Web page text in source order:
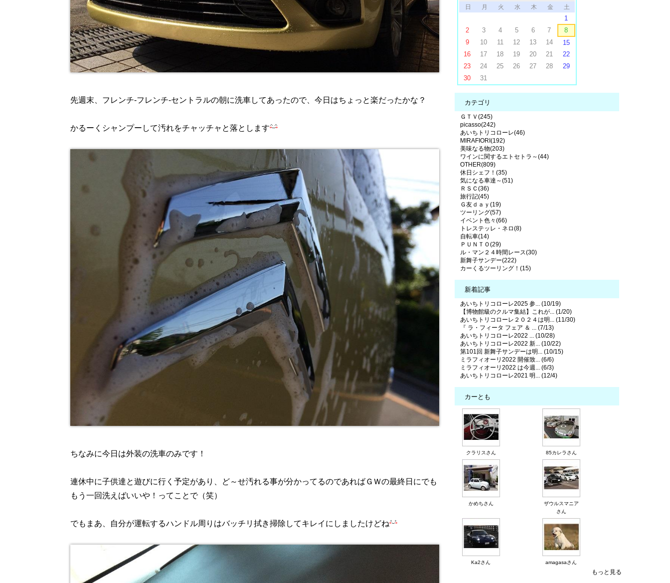
先週末、フレンチ-フレンチ-セントラルの朝に洗車してあったので、今日はちょっと楽だったかな？
かるーくシャンプーして汚れをチャッチャと落とします
ちなみに今日は外装の洗車のみです！
連休中に子供達と遊びに行く予定があり、ど～せ汚れる事が分かってるのであればＧＷの最終日にでも
もう一回洗えばいいや！ってことで（笑）
でもまあ、自分が運転するハンドル周りはバッチリ拭き掃除してキレイにしましたけどね
日
月 火 水 木 金 土
1
2
3 4 5 6 7
8
9
10 11 12 13 14
15
16
17 18 19 20 21
22
23
24 25 26 27 28
29
30
31
カテゴリ
ＧＴＶ(245)
picasso(242)
あいちトリコローレ(46)
MIRAFIORI(192)
美味なる物(203)
ワインに関するエトセトラ～(44)
OTHER(809)
休日シェフ！(35)
気になる車達～(51)
ＲＳＣ(36)
旅行記(45)
Ｇ友ｄａｙ(19)
ツーリング(57)
イベント色々(66)
トレステッレ・ネロ(8)
自転車(14)
ＰＵＮＴＯ(29)
ル・マン２４時間レース(30)
新舞子サンデー(222)
カーくるツーリング！(15)
新着記事
あいちトリコローレ2025 参... (10/19)
【博物館級のクルマ集結】これが... (1/20)
あいちトリコローレ２０２４は明... (11/30)
『 ラ・フィータ フェア ＆ ... (7/13)
あいちトリコローレ2022 ... (10/28)
あいちトリコローレ2022 新... (10/22)
第101回 新舞子サンデーは明... (10/15)
ミラフィオーリ2022 開催致... (6/6)
ミラフィオーリ2022 は今週... (6/3)
あいちトリコローレ2021 明... (12/4)
カーとも
クラリスさん 85カレラさん
かめちさん
ザウルスマニア
さん
Ka2さん amagasaさん
もっと見る